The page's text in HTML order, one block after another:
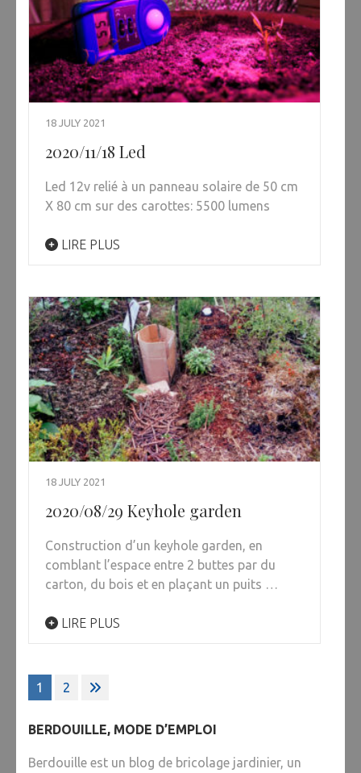
18 JULY 2021
2020/11/18 Led
Led 12v relié à un panneau solaire de 50 cm
X 80 cm sur des carottes: 5500 lumens
LIRE PLUS
18 JULY 2021
2020/08/29 Keyhole garden
Construction d’un keyhole garden, en
comblant l’espace entre 2 buttes par du
carton, du bois et en plaçant un puits …
LIRE PLUS
Posts
pagination
1 2
BERDOUILLE, MODE D’EMPLOI
Berdouille est un blog de bricolage jardinier, un